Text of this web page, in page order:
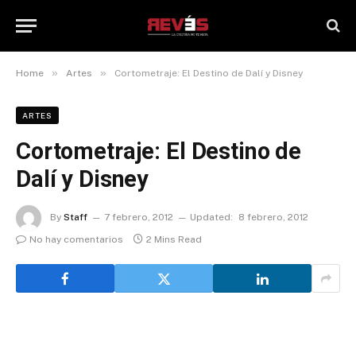
Home » Artes » Cortometraje: El Destino de Dalí y Disney
ARTES
Cortometraje: El Destino de
Dalí y Disney
By Staff 7 febrero, 2012 Updated:
8 febrero, 2012
No hay comentarios
2 Mins Read